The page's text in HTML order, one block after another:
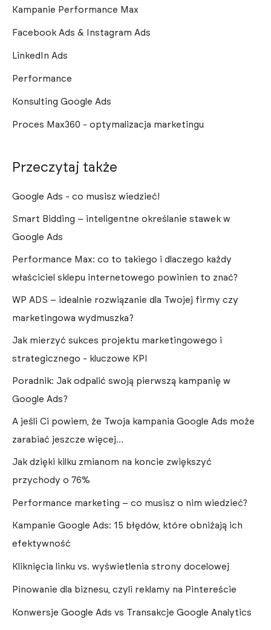
Kampanie Performance Max
Facebook Ads & Instagram Ads
LinkedIn Ads
Performance
Konsulting Google Ads
Proces Max360 - optymalizacja marketingu
Przeczytaj także
Google Ads - co musisz wiedzieć!
Smart Bidding – inteligentne określanie stawek w
Google Ads
Performance Max: co to takiego i dlaczego każdy
właściciel sklepu internetowego powinien to znać?
WP ADS – idealnie rozwiązanie dla Twojej firmy czy
marketingowa wydmuszka?
Jak mierzyć sukces projektu marketingowego i
strategicznego - kluczowe KPI
Poradnik: Jak odpalić swoją pierwszą kampanię w
Google Ads?
A jeśli Ci powiem, że Twoja kampania Google Ads może
zarabiać jeszcze więcej…
Jak dzięki kilku zmianom na koncie zwiększyć
przychody o 76%
Performance marketing – co musisz o nim wiedzieć?
Kampanie Google Ads: 15 błędów, które obniżają ich
efektywność
Kliknięcia linku vs. wyświetlenia strony docelowej
Pinowanie dla biznesu, czyli reklamy na Pintereście
Konwersje Google Ads vs Transakcje Google Analytics